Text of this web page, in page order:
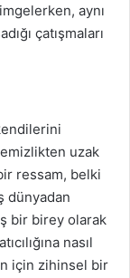
aynı
çatışmaları
uzak
ressam, belki
dünyadan
bir birey olarak
nasıl
için zihinsel bir